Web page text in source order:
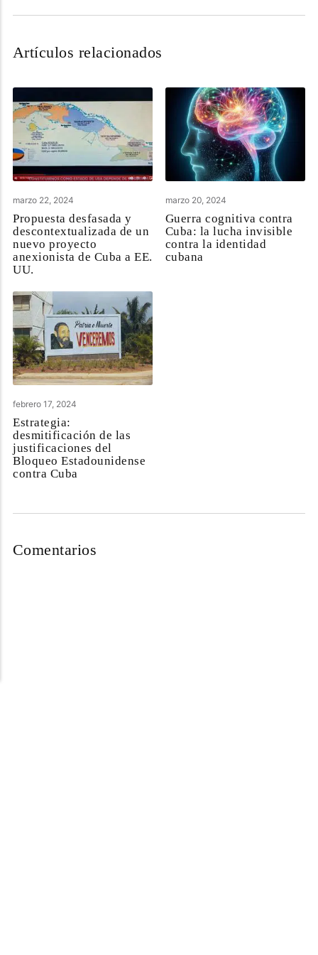
Artículos relacionados
marzo 22, 2024
Propuesta desfasada y
descontextualizada de un
nuevo proyecto
anexionista de Cuba a EE.
UU.
marzo 20, 2024
Guerra cognitiva contra
Cuba: la lucha invisible
contra la identidad
cubana
febrero 17, 2024
Estrategia:
desmitificación de las
justificaciones del
Bloqueo Estadounidense
contra Cuba
Comentarios